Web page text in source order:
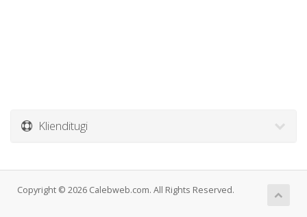
Klienditugi
Copyright © 2026 Calebweb.com. All Rights Reserved.